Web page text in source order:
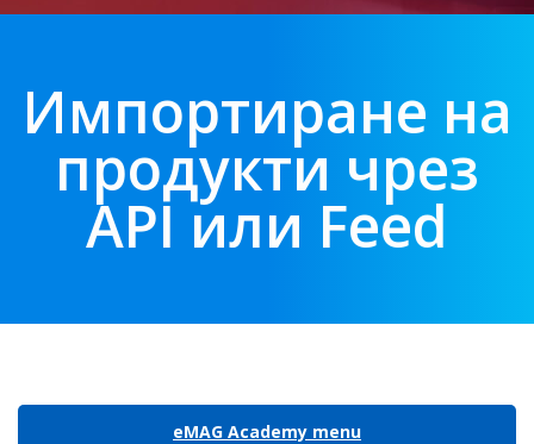
Импортиране на
продукти чрез
API или Feed
eMAG Academy menu